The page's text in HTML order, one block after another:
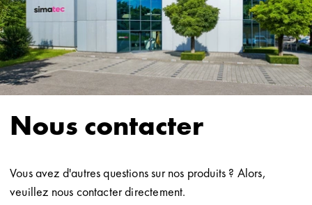
Nous contacter
Vous avez d'autres questions sur nos produits ? Alors,
veuillez nous contacter directement.